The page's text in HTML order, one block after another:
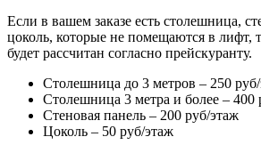
Если в вашем заказе есть столешница,
цоколь, которые не помещаются в лифт,
будет рассчитан согласно прейскуранту.
Столешница до 3 метров – 250
Столешница 3 метра и более – 400
Стеновая панель – 200 руб/этаж
Цоколь – 50 руб/этаж